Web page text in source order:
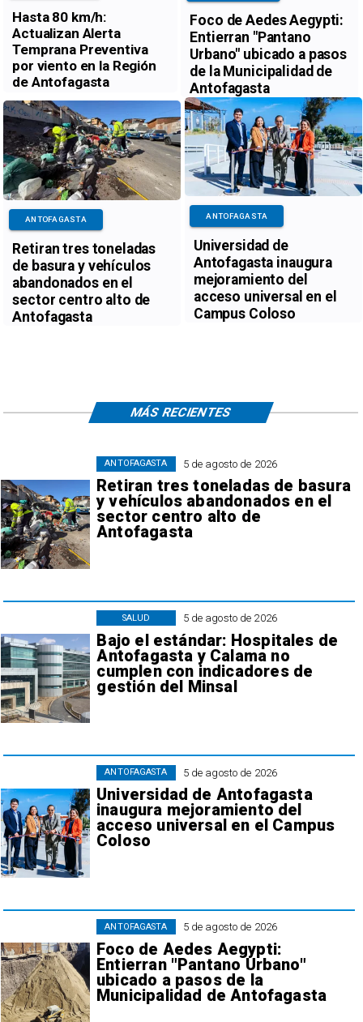
Hasta 80 km/h:
Actualizan Alerta
Temprana Preventiva
por viento en la Región
de Antofagasta
Foco de Aedes Aegypti:
Entierran "Pantano
Urbano" ubicado a pasos
de la Municipalidad de
Antofagasta
Retiran tres toneladas
de basura y vehículos
abandonados en el
sector centro alto de
Antofagasta
ANTOFAGASTA
Universidad de
Antofagasta inaugura
mejoramiento del
acceso universal en el
Campus Coloso
ANTOFAGASTA
5 de agosto de 2026
Retiran tres toneladas de basura
y vehículos abandonados en el
sector centro alto de
Antofagasta
ANTOFAGASTA
5 de agosto de 2026
Bajo el estándar: Hospitales de
Antofagasta y Calama no
cumplen con indicadores de
gestión del Minsal
SALUD
5 de agosto de 2026
Universidad de Antofagasta
inaugura mejoramiento del
acceso universal en el Campus
Coloso
ANTOFAGASTA
5 de agosto de 2026
Foco de Aedes Aegypti:
Entierran "Pantano Urbano"
ubicado a pasos de la
Municipalidad de Antofagasta
ANTOFAGASTA
MÁS RECIENTES